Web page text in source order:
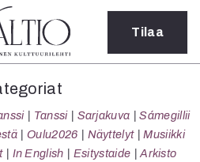
Tanssi
Tilaa
Tanssi Sarjakuva
Sámegillii
Oulu2026 Näyttelyt
Musiikki
In English Esitystaide Arkisto